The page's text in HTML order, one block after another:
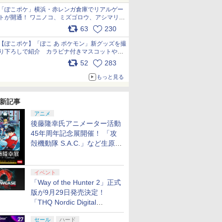
ぽこポケ」横浜・赤レンガ倉庫でリアルゲー
が開通！ ワニノコ、ミズゴロウ、アシマリ登
場シーンをレポート pic.x.com/LDgEByVl6D
63 230
ぽこポケ】「ぽこ あ ポケモン」新グッズを撮
下ろしで紹介 カラビナ付きマスコットやス
52 283
もっと見る
記事
アニメ
後藤隆幸氏アニメーター活動
45年周年記念展開催！ 「攻
殻機動隊 S.A.C.」など生原
イベント
「Way of the Hunter 2」正式
版が9月29日発売決定！
「THQ Nordic Digital
Showcase 2026」まとめ
セール ハード